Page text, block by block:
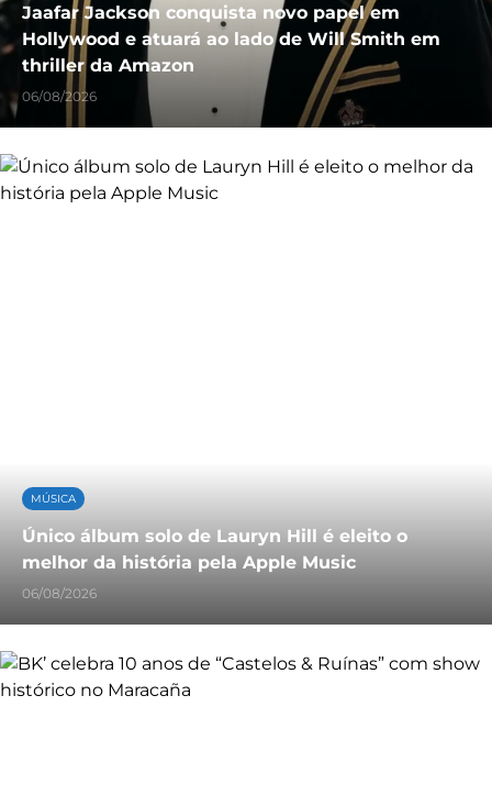
Jaafar Jackson conquista novo papel em
Hollywood e atuará ao lado de Will Smith em
thriller da Amazon
06/08/2026
MÚSICA
Único álbum solo de Lauryn Hill é eleito o
melhor da história pela Apple Music
06/08/2026